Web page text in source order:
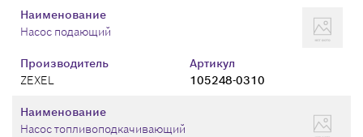
Производитель
ZEXEL
Артикул
105248-0310
Наименование
Насос подающий
Наименование
Насос топливоподкачивающий